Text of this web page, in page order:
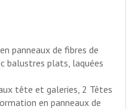
panneaux de fibres de
balustres plats, laquées
tête et galeries, 2 Têtes
en panneaux de